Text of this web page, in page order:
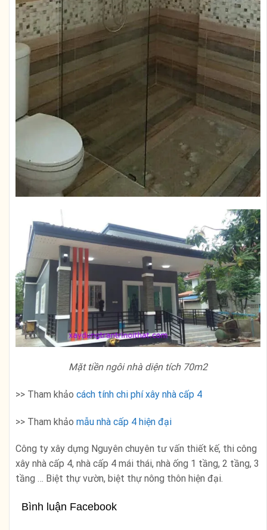
Mặt tiền ngôi nhà diện tích 70m2
>> Tham khảo cách tính chi phí xây nhà cấp 4
>> Tham khảo mẫu nhà cấp 4 hiện đại
Công ty xây dựng Nguyên chuyên tư vấn thiết kế, thi công
xây nhà cấp 4, nhà cấp 4 mái thái, nhà ống 1 tầng, 2 tầng, 3
tầng … Biệt thự vườn, biệt thự nông thôn hiện đại.
Bình luận Facebook